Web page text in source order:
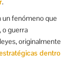
un fenómeno que
, o guerra
originalmente
dentro